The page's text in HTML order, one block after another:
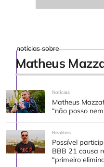
notícias sobre
Matheus
Notícias
Matheus
“não posso
Realities
Possível
BBB 21 causa
“primeiro